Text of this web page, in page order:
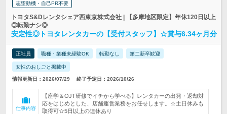
志望動機・自己PR不要
トヨタS&Dレンタシェア西東京株式会社 | 【多摩地区限定】年休120日以上
◎転勤ナシ◎
安定性◎トヨタレンタカーの【受付スタッフ】☆賞与6.34ヶ月分
正社員 職種・業種未経験OK 転勤なし 第二新卒歓迎
女性のおしごと掲載中
情報更新日：2026/07/29 終了予定日：2026/10/26
仕事内容
【座学＆OJT研修でイチから学べる】レンタカーの出発・返却対
応をはじめとした、店舗運営業務をお任せします。☆土日休みも
取得可☆5日以上の連休あり